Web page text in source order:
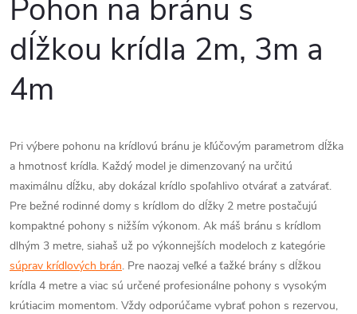
y
v
ý
i
s
u
Pohon na bránu s
dĺžkou krídla 2m, 3m a
4m
Pri výbere pohonu na krídlovú bránu je kľúčovým parametrom dĺžka
a hmotnosť krídla. Každý model je dimenzovaný na určitú
maximálnu dĺžku, aby dokázal krídlo spoľahlivo otvárať a zatvárať.
Pre bežné rodinné domy s krídlom do dĺžky 2 metre postačujú
kompaktné pohony s nižším výkonom. Ak máš bránu s krídlom
dlhým 3 metre, siahaš už po výkonnejších modeloch z kategórie
súprav krídlových brán. Pre naozaj veľké a ťažké brány s dĺžkou
krídla 4 metre a viac sú určené profesionálne pohony s vysokým
krútiacim momentom. Vždy odporúčame vybrať pohon s rezervou,